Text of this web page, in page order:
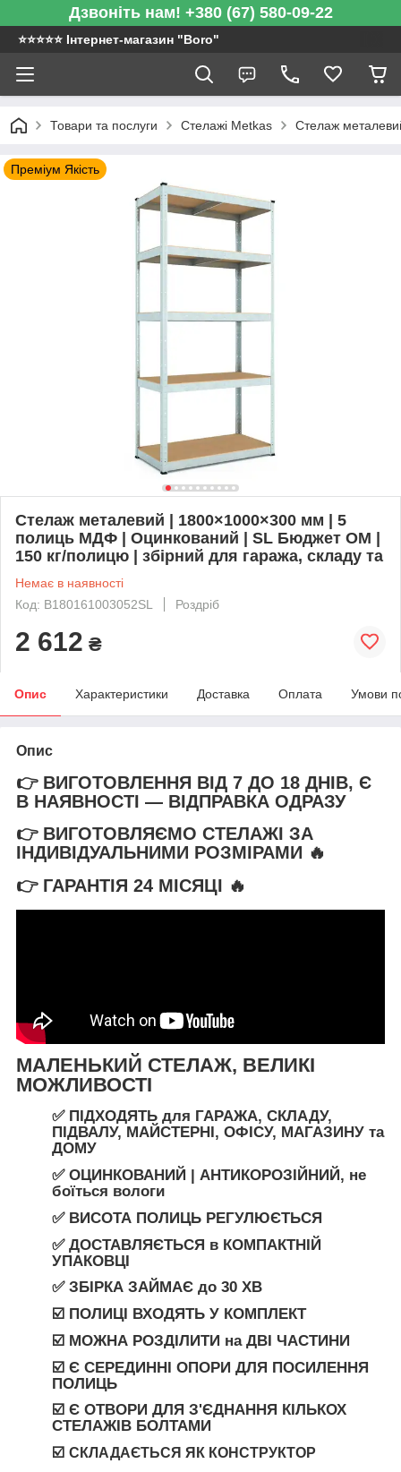
Дзвоніть нам! +380 (67) 580-09-22
⭐️⭐️⭐️⭐️⭐️ Інтернет-магазин "Boro"
Товари та послуги Стелажі Metkas Стелаж
Преміум Якість
Стелаж металевий | 1800×1000×300 мм | 5
полиць МДФ | Оцинкований | SL Бюджет ОМ |
150 кг/полицю | збірний для гаража, складу та
Немає в наявності
Код: B180161003052SL
Роздріб
2 612 ₴
Опис Характеристики Доставка Оплата Умови
Опис
👉 ВИГОТОВЛЕННЯ ВІД 7 ДО 18 ДНІВ, Є
В НАЯВНОСТІ — ВІДПРАВКА ОДРАЗУ
👉 ВИГОТОВЛЯЄМО СТЕЛАЖІ ЗА
ІНДИВІДУАЛЬНИМИ РОЗМІРАМИ 🔥
👉 ГАРАНТІЯ 24 МІСЯЦІ 🔥
МАЛЕНЬКИЙ СТЕЛАЖ, ВЕЛИКІ
МОЖЛИВОСТІ
✅ ПІДХОДЯТЬ для ГАРАЖА, СКЛАДУ,
ПІДВАЛУ, МАЙСТЕРНІ , ОФІСУ, МАГАЗИНУ та
ДОМУ
✅ ОЦИНКОВАНИЙ | АНТИКОРОЗІЙНИЙ, не
боїться вологи
✅ ВИСОТА ПОЛИЦЬ РЕГУЛЮЄТЬСЯ
✅ ДОСТАВЛЯЄТЬСЯ в КОМПАКТНІЙ
УПАКОВЦІ
✅ ЗБІРКА ЗАЙМАЄ до 30 ХВ
☑️ ПОЛИЦІ ВХОДЯТЬ У КОМПЛЕКТ
☑️ МОЖНА РОЗДІЛИТИ наДВІ ЧАСТИНИ
☑️ Є СЕРЕДИННІ ОПОРИ ДЛЯ ПОСИЛЕННЯ
ПОЛИЦЬ
☑️ Є ОТВОРИ ДЛЯ З'ЄДНАННЯ КІЛЬКОХ
СТЕЛАЖІВ БОЛТАМИ
☑️ СКЛАДАЄТЬСЯ ЯК КОНСТРУКТОР